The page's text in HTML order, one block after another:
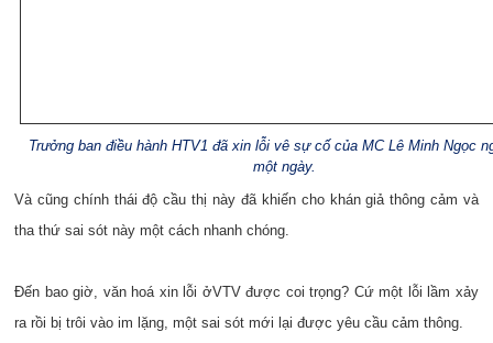
Trưởng ban điều hành HTV1 đã xin lỗi vê sự cố của MC Lê Minh Ngọc
một ngày.
Và cũng chính thái độ cầu thị này đã khiến cho khán giả thông cảm và
tha thứ sai sót này một cách nhanh chóng.
Đến bao giờ, văn hoá xin lỗi ởVTVđược coi trọng? Cứ một lỗi lầm xảy
ra rồi bị trôi vào im lặng, một sai sót mới lại được yêu cầu cảm thông.